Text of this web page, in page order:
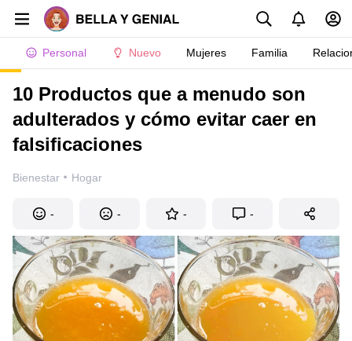
Personal Nuevo Mujeres Familia
10 Productos que a menudo son
adulterados y cómo evitar caer en
falsificaciones
Bienestar · Hogar
- - - -